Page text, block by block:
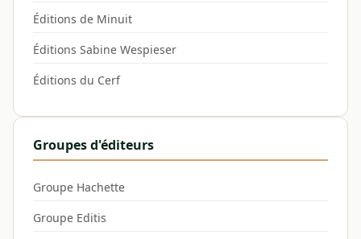
Éditions de Minuit
Éditions Sabine Wespieser
Éditions du Cerf
Groupes d'éditeurs
Groupe Hachette
Groupe Editis